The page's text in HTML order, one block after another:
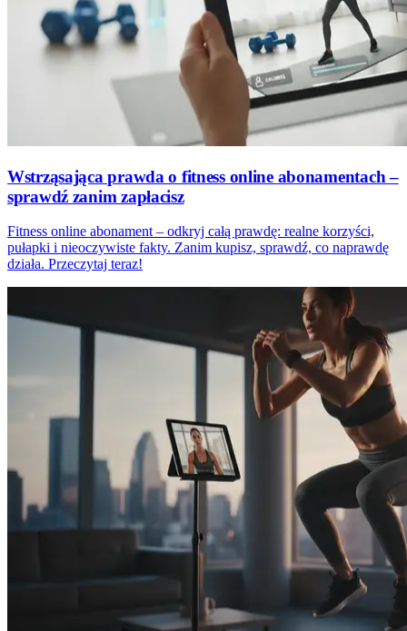
Wstrząsająca prawda o fitness online abonamentach –
sprawdź zanim zapłacisz
Fitness online abonament – odkryj całą prawdę: realne korzyści,
pułapki i nieoczywiste fakty. Zanim kupisz, sprawdź, co naprawdę
działa. Przeczytaj teraz!